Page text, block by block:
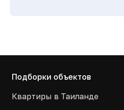
Подборки объектов
Квартиры в Таиланде